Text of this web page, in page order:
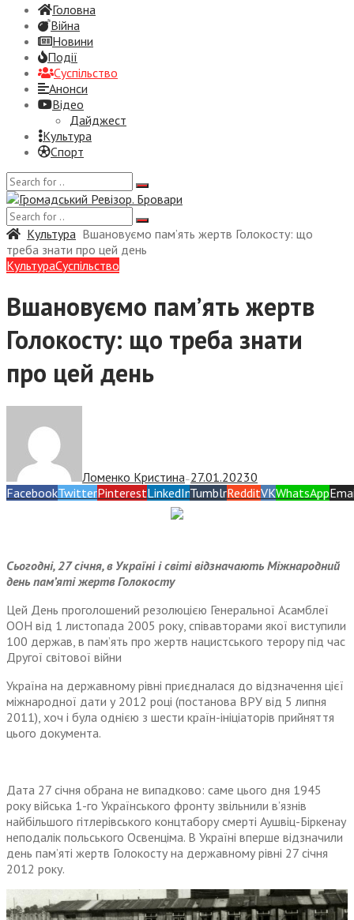
Головна
Війна
Новини
Події
Суспiльство
Анонси
Відео
Дайджест
Культура
Спорт
Культура Вшановуємо пам’ять жертв Голокосту: що
треба знати про цей день
КультураСуспiльство
Вшановуємо пам’ять жертв
Голокосту: що треба знати
про цей день
Ломенко Кристина— 27.01.20230
FacebookTwitterPinterestLinkedInTumblrRedditVKWhatsApp
Сьогодні, 27 січня, в Україні і світі відзначають Міжнародний
день пам’яті жертв Голокосту
Цей День проголошений резолюцією Генеральної Асамблеї
ООН від 1 листопада 2005 року, співавторами якої виступили
100 держав, в пам’ять про жертв нацистського терору під час
Другої світової війни
Україна на державному рівні приєдналася до відзначення цієї
міжнародної дати у 2012 році (постанова ВРУ від 5 липня
2011), хоч і була однією з шести країн-ініціаторів прийняття
цього документа.
Дата 27 січня обрана не випадково: саме цього дня 1945
року війська 1-го Українського фронту звільнили в’язнів
найбільшого гітлерівського концтабору смерті Аушвіц-Біркенау
неподалік польського Освенціма. В Україні вперше відзначили
день пам’яті жертв Голокосту на державному рівні 27 січня
2012 року.